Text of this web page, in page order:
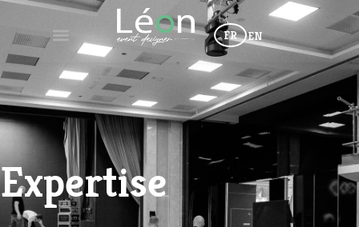
FR EN
Expertise